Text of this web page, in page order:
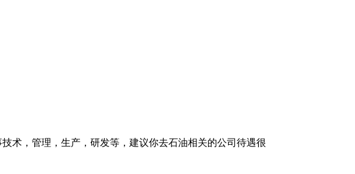
术，管理，生产，研发等，建议你去石油相关的公司待遇很